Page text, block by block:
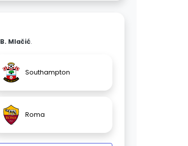
B. Mlačić.
Southampton
Roma